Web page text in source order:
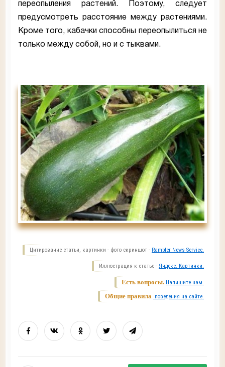
переопыления растений. Поэтому, следует
предусмотреть расстояние между растениями.
Кроме того, кабачки способны переопылиться не
только между собой, но и с тыквами.
Цитирование статьи, картинки - фото скриншот - Rambler News Service.
Иллюстрация к статье - Яндекс. Картинки.
Есть вопросы. Напишите нам.
Общие правила поведения на сайте.